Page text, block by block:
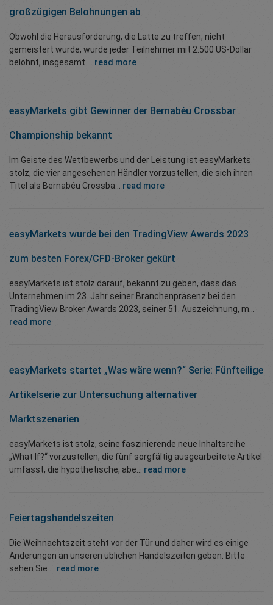
großzügigen Belohnungen ab
Obwohl die Herausforderung, die Latte zu treffen, nicht
gemeistert wurde, wurde jeder Teilnehmer mit 2.500 US-Dollar
belohnt, insgesamt ... read more
easyMarkets gibt Gewinner der Bernabéu Crossbar
Championship bekannt
Im Geiste des Wettbewerbs und der Leistung ist easyMarkets
stolz, die vier angesehenen Händler vorzustellen, die sich ihren
Titel als Bernabéu Crossba... read more
easyMarkets wurde bei den TradingView Awards 2023
zum besten Forex/CFD-Broker gekürt
easyMarkets ist stolz darauf, bekannt zu geben, dass das
Unternehmen im 23. Jahr seiner Branchenpräsenz bei den
TradingView Broker Awards 2023, seiner 51. Auszeichnung, m...
read more
easyMarkets startet „Was wäre wenn?“ Serie: Fünfteilige
Artikelserie zur Untersuchung alternativer
Marktszenarien
easyMarkets ist stolz, seine faszinierende neue Inhaltsreihe
„What If?“ vorzustellen, die fünf sorgfältig ausgearbeitete Artikel
umfasst, die hypothetische, abe... read more
Feiertagshandelszeiten
Die Weihnachtszeit steht vor der Tür und daher wird es einige
Änderungen an unseren üblichen Handelszeiten geben. Bitte
sehen Sie ... read more